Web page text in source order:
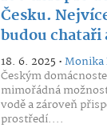
Česku.
budou chataři
18. 6. 2025 •Monika
Českým
mimořádná
vodě a zároveň
prostředí....